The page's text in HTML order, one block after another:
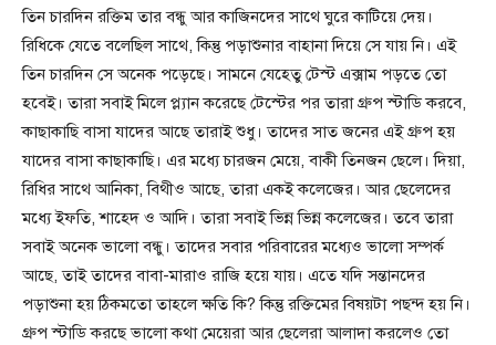
তিন চারদিন রক্তিম তার বন্ধু আর কাজিনদের সাথে ঘুরে কাটিয়ে দেয়।
রিধিকে যেতে বলেছিল সাথে, কিন্তু পড়াশুনার বাহানা দিয়ে সে যায় নি। এই
তিন চারদিন সে অনেক পড়েছে। সামনে যেহেতু টেস্ট এক্সাম পড়তে তো
হবেই। তারা সবাই মিলে প্ল্যান করেছে টেস্টের পর তারা গ্রুপ স্টাডি করবে,
কাছাকাছি বাসা যাদের আছে তারাই শুধু। তাদের সাত জনের এই গ্রুপ হয়
যাদের বাসা কাছাকাছি। এর মধ্যে চারজন মেয়ে, বাকী তিনজন ছেলে। দিয়া,
রিধির সাথে আনিকা, বিথীও আছে, তারা একই কলেজের। আর ছেলেদের
মধ্যে ইফতি, শাহেদ ও আদি। তারা সবাই ভিন্ন ভিন্ন কলেজের। তবে তারা
সবাই অনেক ভালো বন্ধু। তাদের সবার পরিবারের মধ্যেও ভালো সম্পর্ক
আছে, তাই তাদের বাবা-মারাও রাজি হয়ে যায়। এতে যদি সন্তানদের
পড়াশুনা হয় ঠিকমতো তাহলে ক্ষতি কি? কিন্তু রক্তিমের বিষয়টা পছন্দ হয় নি।
গ্রুপ স্টাডি করছে ভালো কথা মেয়েরা আর ছেলেরা আলাদা করলেও তো